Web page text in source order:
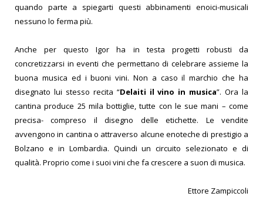
quando parte a spiegarti questi abbinamenti enoici-musicali
nessuno lo ferma più.
Anche per questo Igor ha in testa progetti robusti da
concretizzarsi in eventi che permettano di celebrare assieme la
buona musica ed i buoni vini. Non a caso il marchio che ha
disegnato lui stesso recita “Delaiti il vino in musica”. Ora la
cantina produce 25 mila bottiglie, tutte con le sue mani – come
precisa- compreso il disegno delle etichette. Le vendite
avvengono in cantina o attraverso alcune enoteche di prestigio a
Bolzano e in Lombardia. Quindi un circuito selezionato e di
qualità. Proprio come i suoi vini che fa crescere a suon di musica.
Ettore Zampiccoli